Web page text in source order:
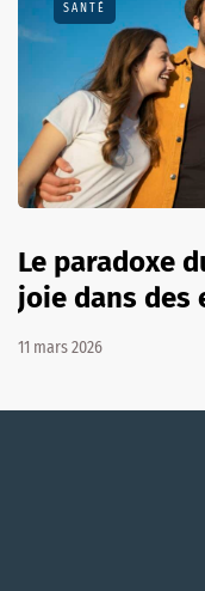
SANTÉ
Le paradoxe
joie dans des
11 mars 2026